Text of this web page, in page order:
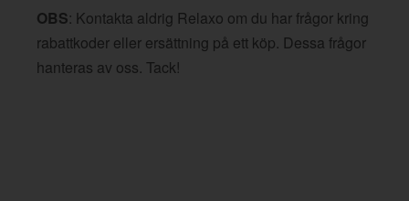
OBS: Kontakta aldrig Relaxo om du har frågor kring
rabattkoder eller ersättning på ett köp. Dessa frågor
hanteras av oss. Tack!